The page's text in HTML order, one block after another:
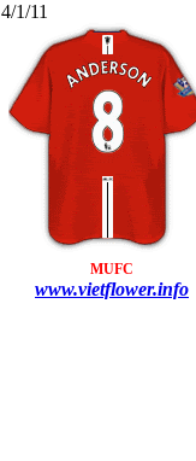
4/1/11
MUFC
www.vietflower.info